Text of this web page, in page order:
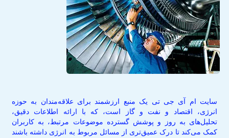
سایت ام آی جی تی یک منبع ارزشمند برای علاقه‌مندان به حوزه
انرژی، اقتصاد و نفت و گاز است، که با ارائه اطلاعات دقیق،
تحلیل‌های به روز و پوشش گسترده موضوعات مرتبط، به کاربران
کمک می‌کند تا درک عمیق‌تری از مسائل مربوط به انرژی داشته باشند